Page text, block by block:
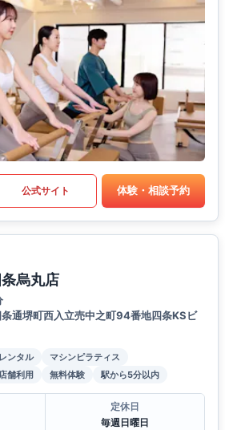
公式サイト 体験・相談予約
烏丸店
通堺町西入立売中之町94番地四条KSビ
ンタル
マシンピラティス
舗利用 無料体験 駅から5分以内
定休日
毎週日曜日